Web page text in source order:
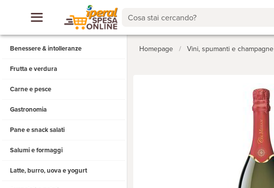
Cosa stai cercando?
Benessere & intolleranze
Frutta e verdura
Carne e pesce
Gastronomia
Pane e snack salati
Salumi e formaggi
Latte, burro, uova e yogurt
Homepage / Vini, spumanti e champagne